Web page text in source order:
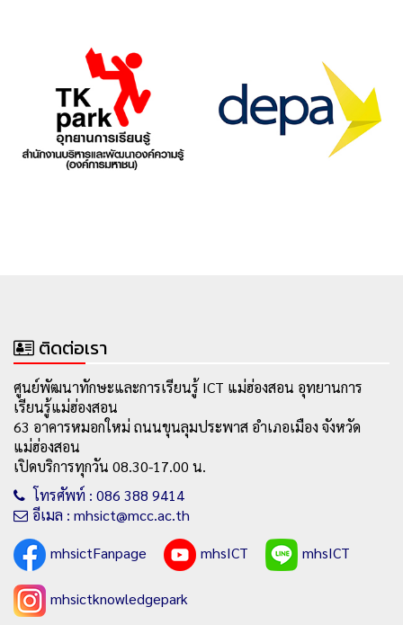
ติดต่อเรา
ศูนย์พัฒนาทักษะและการเรียนรู้ ICT แม่ฮ่องสอน อุทยานการ
เรียนรู้แม่ฮ่องสอน
63 อาคารหมอกใหม่ ถนนขุนลุมประพาส อำเภอเมือง จังหวัด
แม่ฮ่องสอน
เปิดบริการทุกวัน 08.30-17.00 น.
โทรศัพท์ : 086 388 9414
อีเมล : mhsict@mcc.ac.th
mhsictFanpage
mhsICT mhsICT
mhsictknowledgepark